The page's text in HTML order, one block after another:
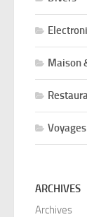
Maison
Voyages
ARCHIVES
Archives